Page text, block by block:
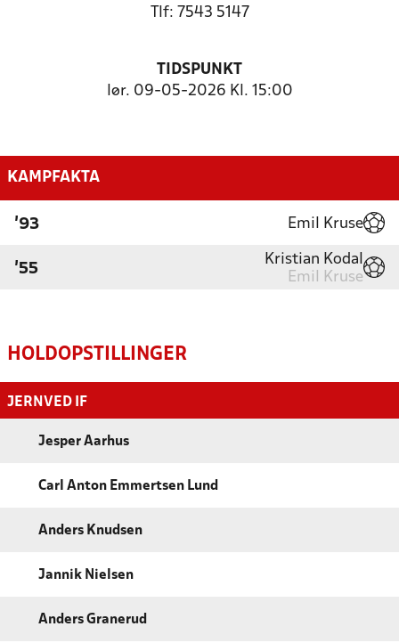
Tlf: 7543 5147
TIDSPUNKT
lør. 09-05-2026 Kl. 15:00
KAMPFAKTA
'93 Emil Kruse
'55
Kristian Kodal
Emil Kruse
HOLDOPSTILLINGER
JERNVED IF
Jesper Aarhus
Carl Anton Emmertsen Lund
Anders Knudsen
Jannik Nielsen
Anders Granerud